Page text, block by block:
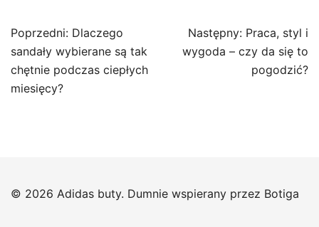
Nawigacja
wpisu
Poprzedni: Dlaczego
sandały wybierane są tak
chętnie podczas ciepłych
miesięcy?
Następny: Praca, styl i
wygoda – czy da się to
pogodzić?
© 2026 Adidas buty. Dumnie wspierany przez Botiga